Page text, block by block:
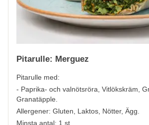
Pitarulle: Merguez
Pitarulle med:
- Paprika- och valnötsröra, Vitlökskräm,
Granatäpple.
Allergener: Gluten, Laktos, Nötter, Ägg.
Minsta antal: 1 st